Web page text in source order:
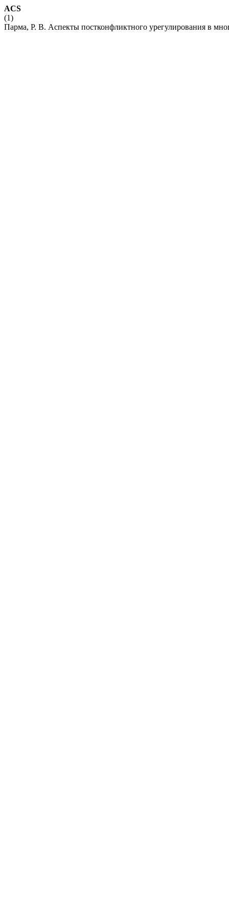
ACS
(1)
Парма, Р. В. Аспекты постконфликтного урегулирования в